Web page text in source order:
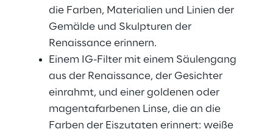
die Farben, Materialien und Linien der
Gemälde und Skulpturen der
Renaissance erinnern.
Einem IG-Filter mit einem Säulengang
aus der Renaissance, der Gesichter
einrahmt, und einer goldenen oder
magentafarbenen Linse, die an die
Farben der Eiszutaten erinnert: weiße